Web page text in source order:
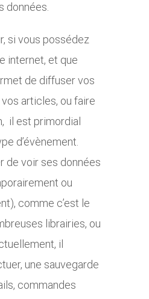
données.
si vous possédez
internet, et que
de diffuser vos
articles, ou faire
il est primordial
d’évènement.
de voir ses données
ou
comme c’est le
librairies, ou
il
une sauvegarde
commandes